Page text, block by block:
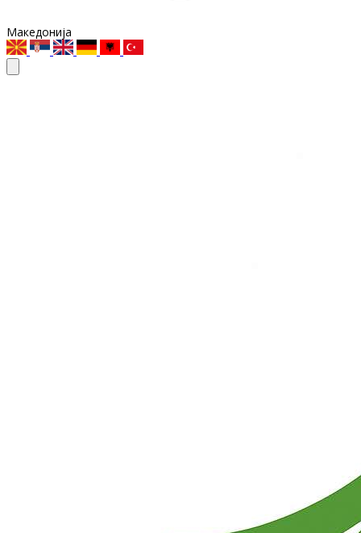
Македонија